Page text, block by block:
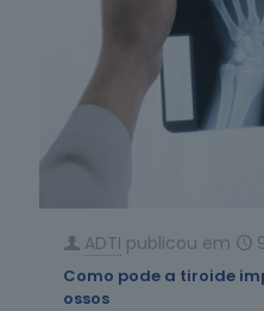
ADTI publicou em
Como pode a tiroide
ossos